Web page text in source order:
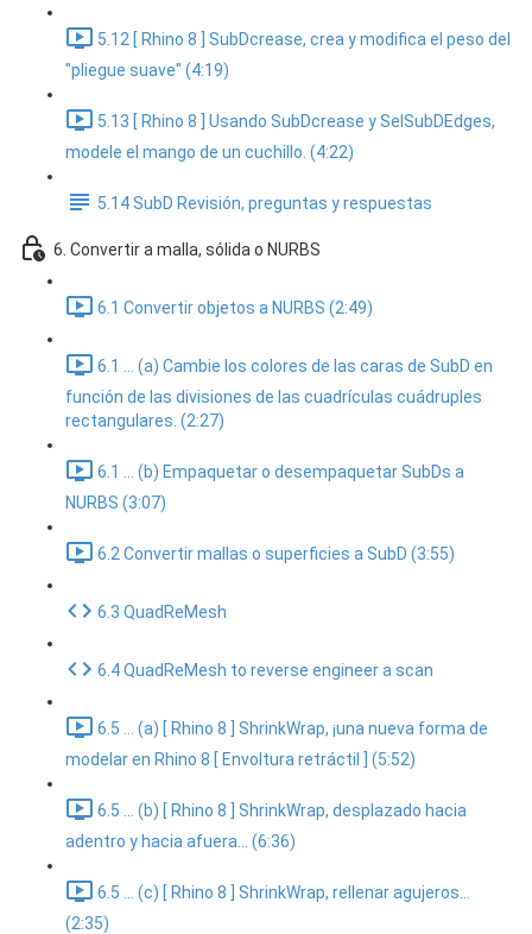
5.12 [ Rhino 8 ] SubDcrease, crea y modifica el peso del
"pliegue suave" (4:19)
5.13 [ Rhino 8 ] Usando SubDcrease y SelSubDEdges,
modele el mango de un cuchillo. (4:22)
5.14 SubD Revisión, preguntas y respuestas
6. Convertir a malla, sólida o NURBS
6.1 Convertir objetos a NURBS (2:49)
6.1 ... (a) Cambie los colores de las caras de SubD en
función de las divisiones de las cuadrículas cuádruples
rectangulares. (2:27)
6.1 ... (b) Empaquetar o desempaquetar SubDs a
NURBS (3:07)
6.2 Convertir mallas o superficies a SubD (3:55)
6.3 QuadReMesh
6.4 QuadReMesh to reverse engineer a scan
6.5 ... (a) [ Rhino 8 ] ShrinkWrap, ¡una nueva forma de
modelar en Rhino 8 [ Envoltura retráctil ] (5:52)
6.5 ... (b) [ Rhino 8 ] ShrinkWrap, desplazado hacia
adentro y hacia afuera... (6:36)
6.5 ... (c) [ Rhino 8 ] ShrinkWrap, rellenar agujeros...
(2:35)